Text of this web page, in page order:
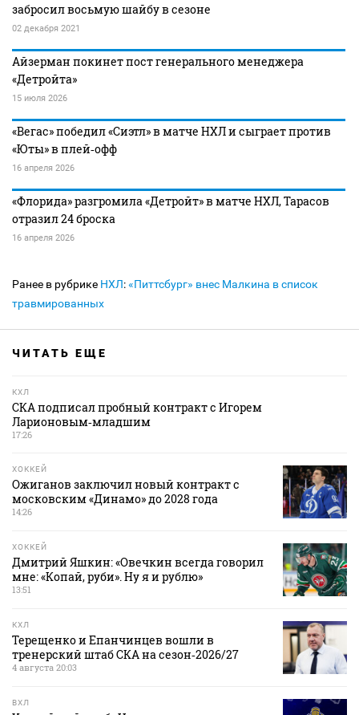
забросил восьмую шайбу в сезоне
02 декабря 2021
Айзерман покинет пост генерального менеджера
«Детройта»
15 июля 2026
«Вегас» победил «Сиэтл» в матче НХЛ и сыграет против
«Юты» в плей‑офф
16 апреля 2026
«Флорида» разгромила «Детройт» в матче НХЛ, Тарасов
отразил 24 броска
16 апреля 2026
Ранее в рубрике НХЛ:«Питтсбург» внес Малкина в список
травмированных
ЧИТАТЬ ЕЩЕ
КХЛ
СКА подписал пробный контракт с Игорем
Ларионовым‑младшим
17:26
ХОККЕЙ
Ожиганов заключил новый контракт с
московским «Динамо» до 2028 года
14:26
ХОККЕЙ
Дмитрий Яшкин: «Овечкин всегда говорил
мне: «Копай, руби». Ну я и рублю»
13:51
КХЛ
Терещенко и Епанчинцев вошли в
тренерский штаб СКА на сезон‑2026/27
4 августа 20:03
ВХЛ